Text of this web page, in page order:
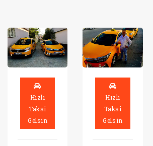
Hızlı
Taksi
Gelsin
Hızlı
Taksi
Gelsin